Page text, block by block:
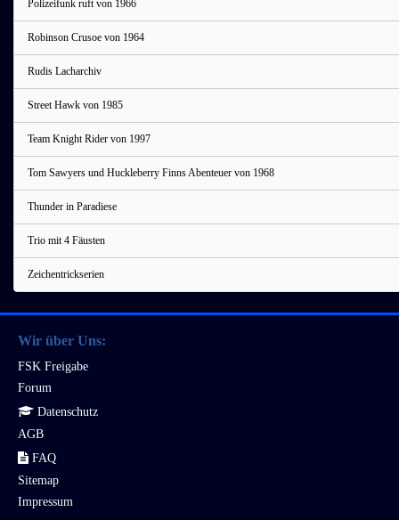
Polizeifunk ruft von 1966
Robinson Crusoe von 1964
Rudis Lacharchiv
Street Hawk von 1985
Team Knight Rider von 1997
Tom Sawyers und Huckleberry Finns Abenteuer von 1968
Thunder in Paradiese
Trio mit 4 Fäusten
Zeichentrickserien
Wir über Uns:
FSK Freigabe
Forum
Datenschutz
AGB
FAQ
Sitemap
Impressum